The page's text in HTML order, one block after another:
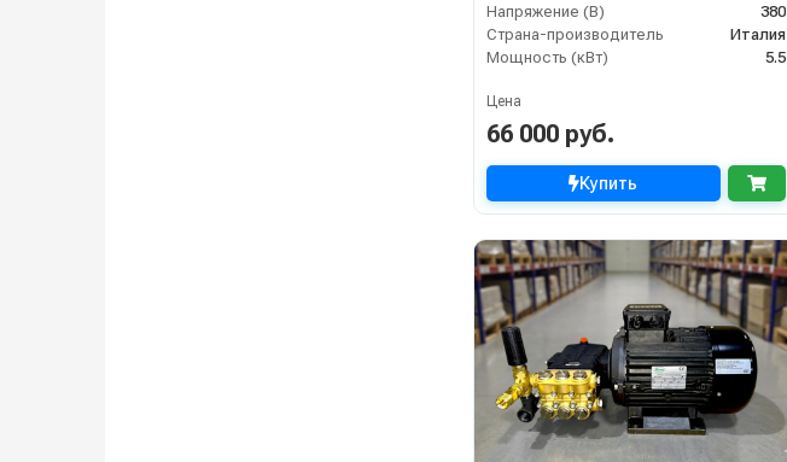
Напряжение (В)
380
Страна-производитель
Италия
Мощность (кВт)
5.5
Цена
66 000 руб.
Купить